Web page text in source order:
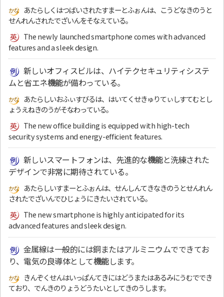
あたらしくはつばいされたすまーとふぉんは、こうどなきのうと
せんれんされたでざいんをそなえている。
The newly launched smartphone comes with advanced
features and a sleek design.
新しいオフィスビルは、ハイテクセキュリティシステ
ムと省エネ機能が備わっている。
あたらしいおふぃすびるは、はいてくせきゅりてぃしすてむとし
ょうえねきのうがそなわっている。
The new office building is equipped with high-tech
security systems and energy-efficient features.
新しいスマートフォンは、先進的な機能と洗練された
デザインで非常に期待されている。
あたらしいすまーとふぉんは、せんしんてきなきのうとせんれん
されたでざいんでひじょうにきたいされている。
The new smartphone is highly anticipated for its
advanced features and sleek design.
金属線は一般的には銅またはアルミニウムでできてお
り、電気の良導体として機能します。
きんぞくせんはいっぱんてきにはどうまたはあるみにうむででき
ており、でんきのりょうどうたいとしてきのうします。